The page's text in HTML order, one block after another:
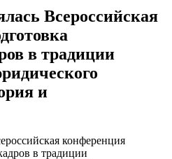
Всероссийская
в традиции
и